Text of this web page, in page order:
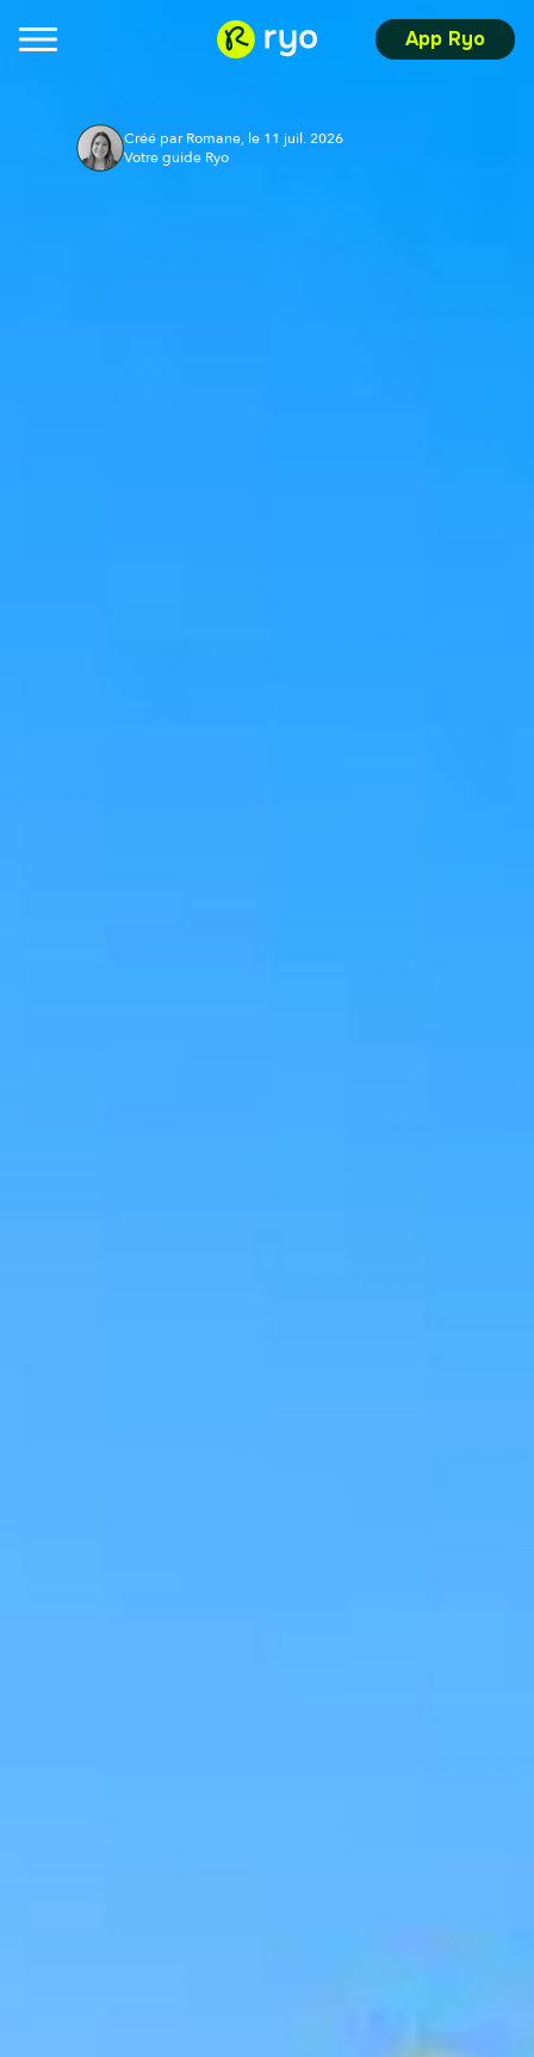
App Ryo
Créé par Romane, le 11 juil. 2026
Votre guide Ryo